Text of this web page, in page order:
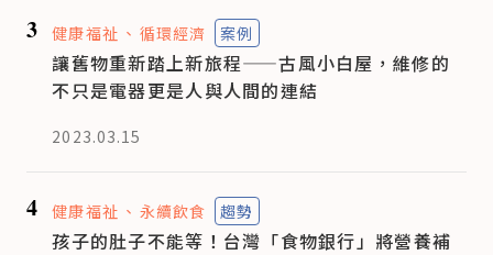
3 健康福祉 循環經濟 案例
讓舊物重新踏上新旅程——古風小白屋，維修的
不只是電器更是人與人間的連結
2023.03.15
4 健康福祉 永續飲食 趨勢
孩子的肚子不能等！台灣「食物銀行」將營養補